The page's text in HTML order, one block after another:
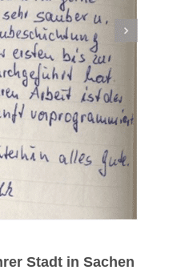
Stadt in Sachen